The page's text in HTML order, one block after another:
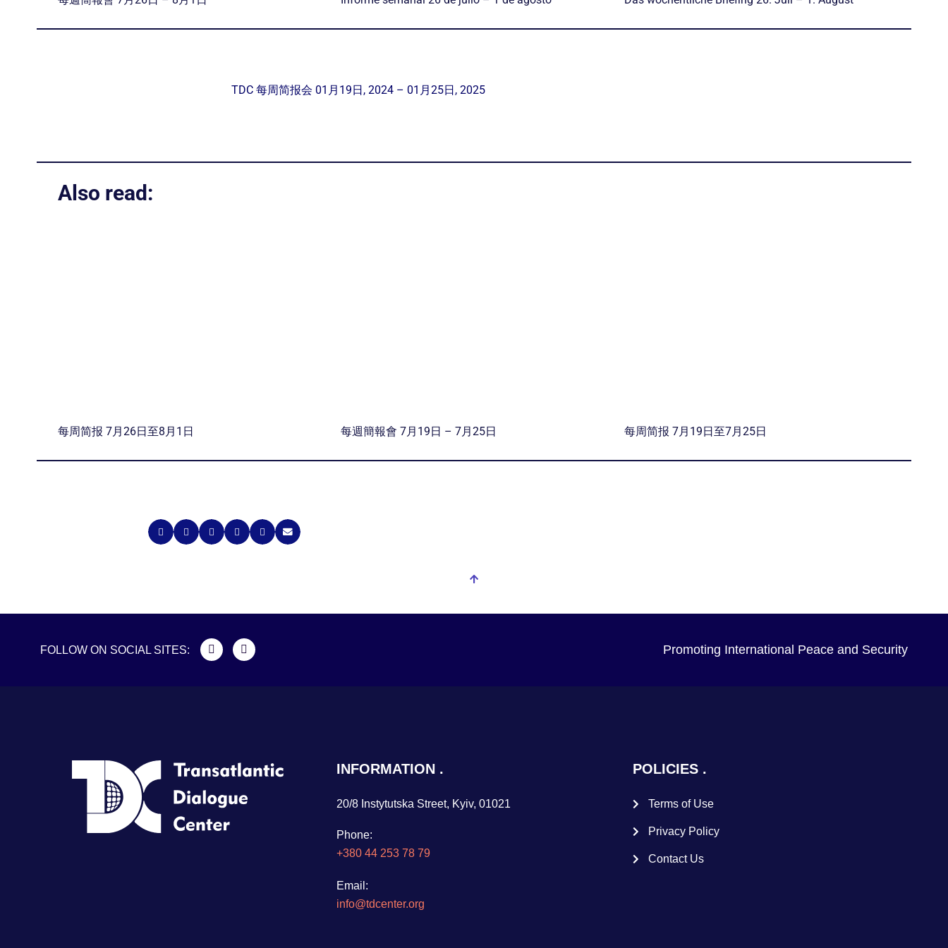
TDC 每周简报会 01月19日, 2024 – 01月25日, 2025
Also read:
每周简报 7月26日至8月1日 每週簡報會 7月19日 – 7月25日 每周简报 7月19日至7月25日
FOLLOW ON SOCIAL SITES: Promoting International Peace and Security
INFORMATION
20/8 Instytutska Street, Kyiv, 01021
Phone:
+380 44 253 78 79
Email:
info@tdcenter.org
POLICIES
Terms of Use
Privacy Policy
Contact Us